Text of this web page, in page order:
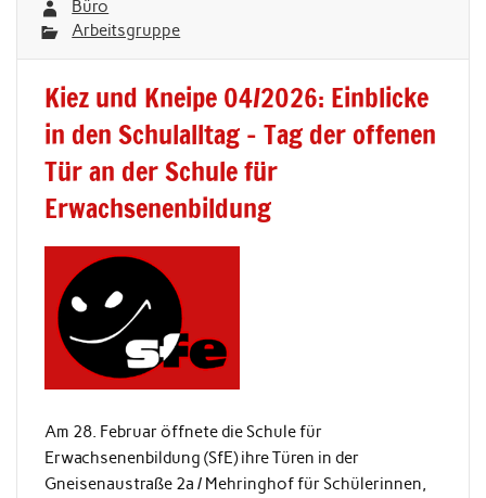
Büro
Arbeitsgruppe
Kiez und Kneipe 04/2026: Einblicke
in den Schulalltag – Tag der offenen
Tür an der Schule für
Erwachsenenbildung
Am 28. Februar öffnete die Schule für
Erwachsenenbildung (SfE) ihre Türen in der
Gneisenaustraße 2a / Mehringhof für Schülerinnen,